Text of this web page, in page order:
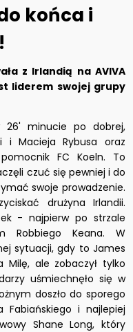
końca i
z Irlandią na AVIVA
liderem swojej grupy
26' minucie po dobrej,
i Macieja Rybusa oraz
FC Koeln. To
czuć się pewniej i do
swoje prowadzenie.
drużyna Irlandii.
- najpierw po strzale
Robbiego Keana. W
sytuacji, gdy to James
Milę, ale zobaczył tylko
uśmiechnęło się w
doszło do sporego
Fabiańskiego i najlepiej
Shane Long, który